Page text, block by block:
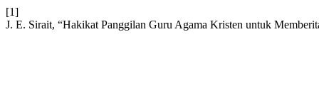
[1]
J. E. Sirait, “Hakikat Panggilan Guru Agama Kristen untuk